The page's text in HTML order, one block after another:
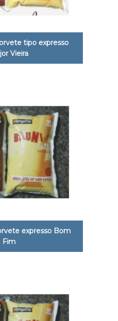
tipo expresso
Vieira
expresso Bom
Fim